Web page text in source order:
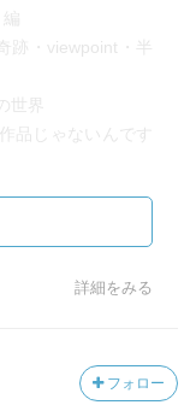
跡・viewpoint・半
界
品じゃないんです
ですね。ずいぶん
いやだって思うん
しいとオリジナル
詳細をみる
フォロー